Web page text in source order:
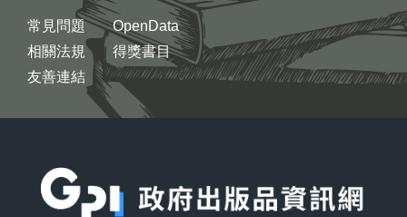
常見問題
相關法規
友善連結
OpenData
得獎書目